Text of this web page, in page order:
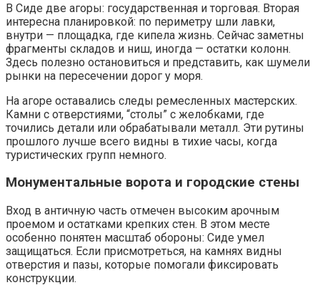
В Сиде две агоры: государственная и торговая. Вторая
интересна планировкой: по периметру шли лавки,
внутри — площадка, где кипела жизнь. Сейчас заметны
фрагменты складов и ниш, иногда — остатки колонн.
Здесь полезно остановиться и представить, как шумели
рынки на пересечении дорог у моря.
На агоре оставались следы ремесленных мастерских.
Камни с отверстиями, “столы” с желобками, где
точились детали или обрабатывали металл. Эти рутины
прошлого лучше всего видны в тихие часы, когда
туристических групп немного.
Монументальные ворота и городские стены
Вход в античную часть отмечен высоким арочным
проемом и остатками крепких стен. В этом месте
особенно понятен масштаб обороны: Сиде умел
защищаться. Если присмотреться, на камнях видны
отверстия и пазы, которые помогали фиксировать
конструкции.